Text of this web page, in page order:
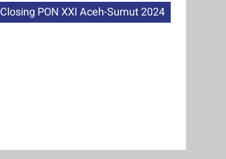
Closing PON XXI Aceh-Sumut 2024